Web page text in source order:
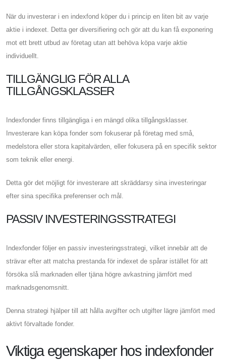
När du investerar i en indexfond köper du i princip en liten bit av varje
aktie i indexet. Detta ger diversifiering och gör att du kan få exponering
mot ett brett utbud av företag utan att behöva köpa varje aktie
individuellt.
TILLGÄNGLIG FÖR ALLA
TILLGÅNGSKLASSER
Indexfonder finns tillgängliga i en mängd olika tillgångsklasser.
Investerare kan köpa fonder som fokuserar på företag med små,
medelstora eller stora kapitalvärden, eller fokusera på en specifik sektor
som teknik eller energi.
Detta gör det möjligt för investerare att skräddarsy sina investeringar
efter sina specifika preferenser och mål.
PASSIV INVESTERINGSSTRATEGI
Indexfonder följer en passiv investeringsstrategi, vilket innebär att de
strävar efter att matcha prestanda för indexet de spårar istället för att
försöka slå marknaden eller tjäna högre avkastning jämfört med
marknadsgenomsnitt.
Denna strategi hjälper till att hålla avgifter och utgifter lägre jämfört med
aktivt förvaltade fonder.
Viktiga egenskaper hos indexfonder